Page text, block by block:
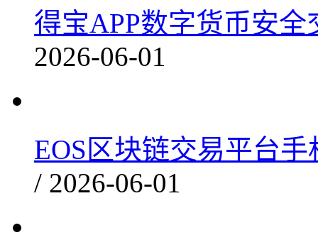
得宝APP数字货币安全
2026-06-01
EOS区块链交易平台
/ 2026-06-01